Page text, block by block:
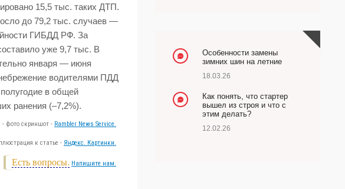
15,5 тыс. таких ДТП.
до 79,2 тыс. случаев —
ГИБДД РФ. За
уже 9,7 тыс. В
января — июня
водителями ПДД
в общей
ранения (–7,2%).
- фото скриншот - Rambler News Service.
к статье - Яндекс. Картинки.
Есть вопросы. Напишите нам.
Особенности замены
зимних шин на летние
18.03.26
Как понять, что стартер
вышел из строя и что с
этим делать?
12.02.26